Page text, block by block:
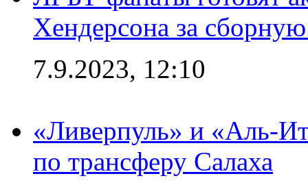
Хендерсона за
7.9.2023, 12:10
«Ливерпуль» и «Аль-
по трансферу Салаха